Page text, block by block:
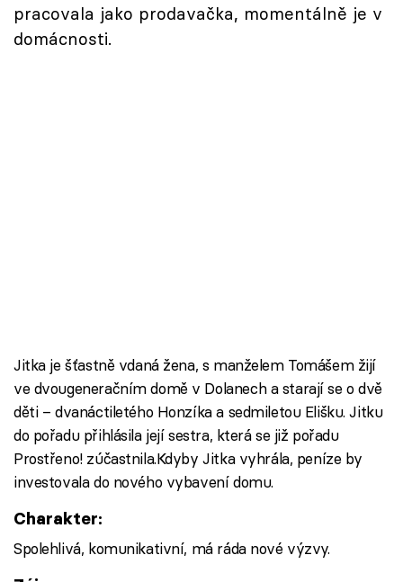
Těhotnej kuchař
pracovala jako prodavačka, momentálně je v
domácnosti.
Jitka je šťastně vdaná žena, s manželem Tomášem žijí
ve dvougeneračním domě v Dolanech a starají se o dvě
děti – dvanáctiletého Honzíka a sedmiletou Elišku. Jitku
do pořadu přihlásila její sestra, která se již pořadu
Prostřeno! zúčastnila.Kdyby Jitka vyhrála, peníze by
investovala do nového vybavení domu.
Charakter:
Spolehlivá, komunikativní, má ráda nové výzvy.